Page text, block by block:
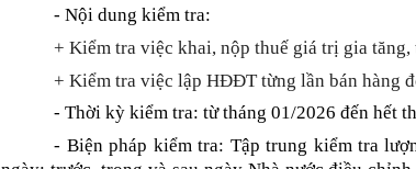
- Nội dung kiểm tra:
+ Kiểm tra việc khai, nộp thuế giá trị gia tăng,
+ Kiểm tra việc lập HĐĐT từng lần bán hàng
- Thời kỳ kiểm tra: từ tháng 01/2026 đến hết
- Biện pháp kiểm tra: Tập trung kiểm tra